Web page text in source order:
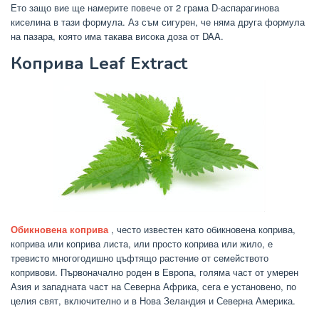
Ето защо вие ще намерите повече от 2 грама D-аспарагинова
киселина в тази формула. Аз съм сигурен, че няма друга формула
на пазара, която има такава висока доза от DAA.
Коприва Leaf Extract
Обикновена коприва, често известен като обикновена коприва,
коприва или коприва листа, или просто коприва или жило, е
тревисто многогодишно цъфтящо растение от семейството
копривови. Първоначално роден в Европа, голяма част от умерен
Азия и западната част на Северна Африка, сега е установено, по
целия свят, включително и в Нова Зеландия и Северна Америка.